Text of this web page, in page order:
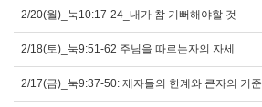
2/20(월)_눅10:17-24_내가 참 기뻐해야할 것
2/18(토)_눅9:51-62 주님을 따르는자의 자세
2/17(금)_눅9:37-50: 제자들의 한계와 큰자의 기준